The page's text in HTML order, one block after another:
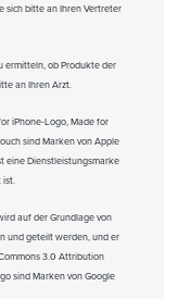
sich bitte an Ihren Vertreter
ermitteln, ob Produkte der
an Ihren Arzt.
iPhone-Logo, Made for
sind Marken von Apple
eine Dienstleistungsmarke
ist.
auf der Grundlage von
und geteilt werden, und er
3.0 Attribution
sind Marken von Google